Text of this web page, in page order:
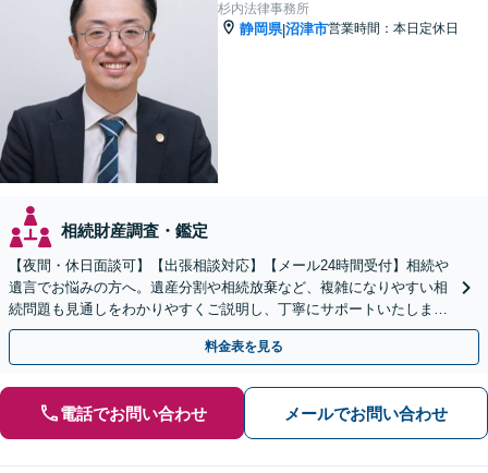
杉内法律事務所
静岡県|沼津市営業時間：本日定休日
相続財産調査・鑑定
【夜間・休日面談可】【出張相談対応】【メール24時間受付】相続や
遺言でお悩みの方へ。遺産分割や相続放棄など、複雑になりやすい相
続問題も見通しをわかりやすくご説明し、丁寧にサポートいたしま
す。
料金表を見る
電話でお問い合わせ メールでお問い合わせ